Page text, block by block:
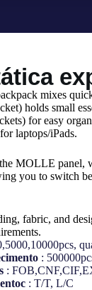
Bulgarian
Greek
Czech
Romanian
Ukrainian
Korean
Swedish
Indonesian
Italian
mixes
holds small
for easy
laptops/iPads.
MOLLE panel,
you to switch
fabric, and
:
:
: T/T, L/C